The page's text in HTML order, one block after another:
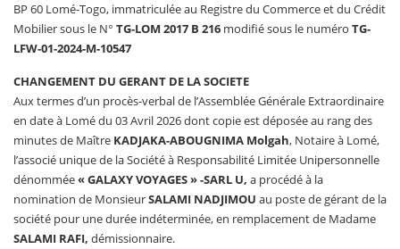
BP 60 Lomé-Togo, immatriculée au Registre du Commerce et du Crédit
Mobilier sous le N° TG-LOM 2017 B 216 modifié sous le numéro TG-
LFW-01-2024-M-10547
CHANGEMENT DU GERANT DE LA SOCIETE
Aux termes d’un procès-verbal de l’Assemblée Générale Extraordinaire
en date à Lomé du 03 Avril 2026 dont copie est déposée au rang des
minutes de Maître KADJAKA-ABOUGNIMA Molgah, Notaire à Lomé,
l’associé unique de la Société à Responsabilité Limitée Unipersonnelle
dénommée«GALAXY VOYAGES» -SARL U, a procédé à la
nomination de MonsieurSALAMI NADJIMOU au poste de gérant de la
société pour une durée indéterminée, en remplacement de Madame
SALAMI RAFI, démissionnaire.